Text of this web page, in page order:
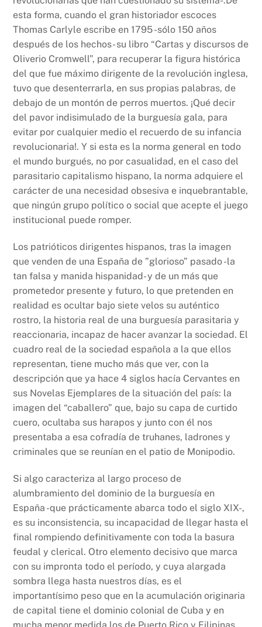
esta forma, cuando el gran historiador escoces
Thomas Carlyle escribe en 1795 -sólo 150 años
después de los hechos- su libro “Cartas y discursos de
Oliverio Cromwell”, para recuperar la figura histórica
del que fue máximo dirigente de la revolución inglesa,
tuvo que desenterrarla, en sus propias palabras, de
debajo de un montón de perros muertos. ¡Qué decir
del pavor indisimulado de la burguesía gala, para
evitar por cualquier medio el recuerdo de su infancia
revolucionaria!. Y si esta es la norma general en todo
el mundo burgués, no por casualidad, en el caso del
parasitario capitalismo hispano, la norma adquiere el
carácter de una necesidad obsesiva e inquebrantable,
que ningún grupo político o social que acepte el juego
institucional puede romper.
Los patrióticos dirigentes hispanos, tras la imagen
que venden de una España de ”glorioso” pasado -la
tan falsa y manida hispanidad- y de un más que
prometedor presente y futuro, lo que pretenden en
realidad es ocultar bajo siete velos su auténtico
rostro, la historia real de una burguesía parasitaria y
reaccionaria, incapaz de hacer avanzar la sociedad. El
cuadro real de la sociedad española a la que ellos
representan, tiene mucho más que ver, con la
descripción que ya hace 4 siglos hacía Cervantes en
sus Novelas Ejemplares de la situación del país: la
imagen del “caballero” que, bajo su capa de curtido
cuero, ocultaba sus harapos y junto con él nos
presentaba a esa cofradía de truhanes, ladrones y
criminales que se reunían en el patio de Monipodio.
Si algo caracteriza al largo proceso de
alumbramiento del dominio de la burguesía en
España -que prácticamente abarca todo el siglo XIX-,
es su inconsistencia, su incapacidad de llegar hasta el
final rompiendo definitivamente con toda la basura
feudal y clerical. Otro elemento decisivo que marca
con su impronta todo el período, y cuya alargada
sombra llega hasta nuestros días, es el
importantísimo peso que en la acumulación originaria
de capital tiene el dominio colonial de Cuba y en
mucha menor medida los de Puerto Rico y Filipinas.